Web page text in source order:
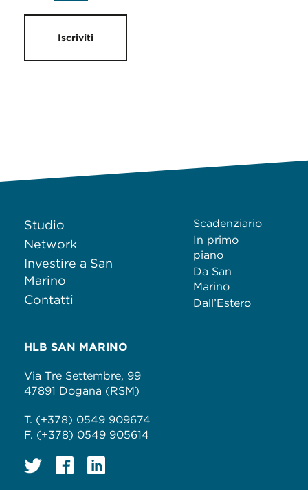
Iscriviti
Studio
Network
Investire a San
Marino
Contatti
Scadenziario
In primo
piano
Da San
Marino
Dall’Estero
HLB SAN MARINO
Via Tre Settembre, 99
47891 Dogana (RSM)
T. (+378) 0549 909674
F. (+378) 0549 905614